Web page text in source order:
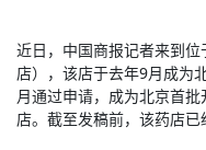
近日，中国商报记者来到
店），该店于去年9月成为
月通过申请，成为北京首
店。截至发稿前，该药店已